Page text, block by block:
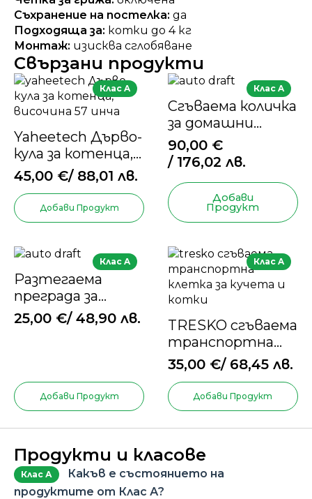
Съхранение на постелка: да
Подходяща за: котки до 4 кг
Монтаж: изисква сглобяване
Свързани продукти
Клас A
Yaheetech Дърво-
кула за котенца,
височина 57 инча
45,00 €/ 88,01 лв.
Добави Продукт
Клас A
Сгъваема количка
за домашни
любимци
90,00 €
/ 176,02 лв.
Добави
Продукт
Клас A
Разтегаема
преграда за
кучета в черно
25,00 €/ 48,90 лв.
Добави Продукт
Клас A
TRESKO сгъваема
транспортна
клетка за кучета
и котки
35,00 €/ 68,45 лв.
Добави Продукт
Продукти и класове
Клас А
Какъв е състоянието на
продуктите от Клас А?